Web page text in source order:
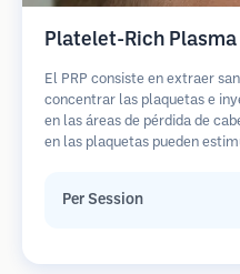
Platelet-Rich Plasma
El PRP consiste en extraer
concentrar las plaquetas e
en las áreas de pérdida de
en las plaquetas pueden
sesiones.
Per Session